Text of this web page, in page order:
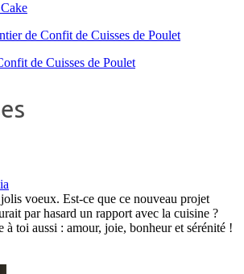
de Cuisses de Poulet
voeux. Est-ce que ce nouveau projet
par hasard un rapport avec la cuisine ?
à toi aussi : amour, joie, bonheur et sérénité !